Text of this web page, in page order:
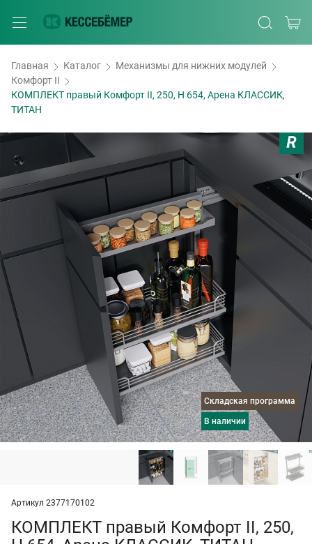
Главная Каталог
Механизмы для нижних модулей
Комфорт II
КОМПЛЕКТ правый Комфорт II, 250, H 654, Арена КЛАССИК,
ТИТАН
Складская программа
в наличии
Артикул 2377170102
КОМПЛЕКТ правый Комфорт II, 250,